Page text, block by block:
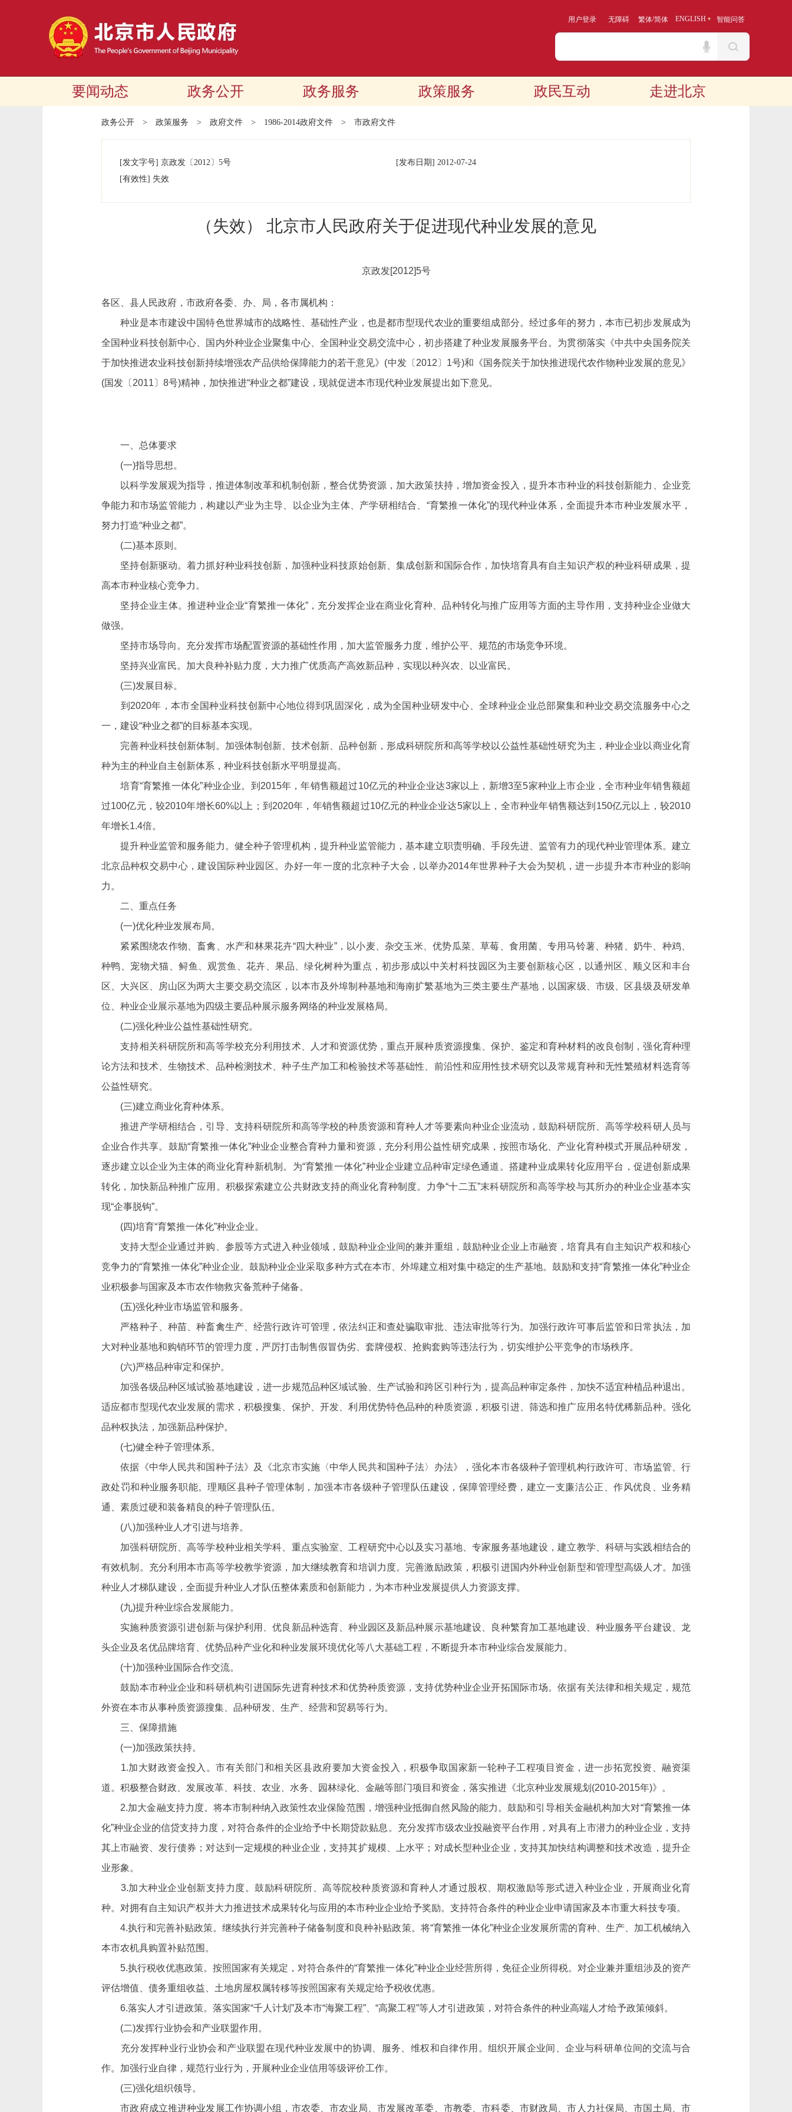
用户登录 无障碍 繁体/简体 ENGLISH 智能问答
要闻动态 政务公开 政务服务 政策服务 政民互动 走进北京
政务公开 > 政策服务 > 政府文件 > 1986-2014政府文件 > 市政府文件
[发文字号] 京政发 〔2012〕 5号 [发布日期] 2012-07-24
[有效性] 失效
（失效） 北京市人民政府关于促进现代种业发展的意见
京政发[2012]5号
各区、县人民政府，市政府各委、办、局，各市属机构：
种业是本市建设中国特色世界城市的战略性、基础性产业，也是都市型现代农业的重要组成部分。经过多年的努力，本市已初步发展成为
全国种业科技创新中心、国内外种业企业聚集中心、全国种业交易交流中心，初步搭建了种业发展服务平台。为贯彻落实《中共中央国务院关
于加快推进农业科技创新持续增强农产品供给保障能力的若干意见》 (中发〔2012〕1号)和《国务院关于加快推进现代农作物种业发展的意见》
(国发〔2011〕8号)精神，加快推进“种业之都”建设，现就促进本市现代种业发展提出如下意见。
一、总体要求
(一)指导思想。
以科学发展观为指导，推进体制改革和机制创新，整合优势资源，加大政策扶持，增加资金投入，提升本市种业的科技创新能力、企业竞
争能力和市场监管能力，构建以产业为主导、以企业为主体、产学研相结合、“育繁推一体化”的现代种业体系，全面提升本市种业发展水平，
努力打造“种业之都”。
(二)基本原则。
坚持创新驱动。着力抓好种业科技创新，加强种业科技原始创新、集成创新和国际合作，加快培育具有自主知识产权的种业科研成果，提
高本市种业核心竞争力。
坚持企业主体。推进种业企业“育繁推一体化”，充分发挥企业在商业化育种、品种转化与推广应用等方面的主导作用，支持种业企业做大
做强。
坚持市场导向。充分发挥市场配置资源的基础性作用，加大监管服务力度，维护公平、规范的市场竞争环境。
坚持兴业富民。加大良种补贴力度，大力推广优质高产高效新品种，实现以种兴农、以业富民。
(三)发展目标。
到 2020年，本市全国种业科技创新中心地位得到巩固深化，成为全国种业研发中心、全球种业企业总部聚集和种业交易交流服务中心之
一，建设“种业之都”的目标基本实现。
完善种业科技创新体制 。加强体制创新、技术创新、品种创新，形成科研院所和高等学校以公益性基础性研究为主，种业企业以商业化育
种为主的种业自主创新体系，种业科技创新水平明显提高。
培育“育繁推一体化”种业企业。到2015年，年销售额超过10亿元的种业企业达3家以上，新增3至5家种业上市企业，全市种业年销售额超
过100亿元，较2010年增长60%以上；到2020年，年销售额超过10亿元的种业企业达5家以上，全市种业年销售额达到150亿元以上，较2010
年增长1.4倍。
提升种业监管和服务能力。健全种子管理机构，提升种业监管能力，基本建立职责明确、手段先进、监管有力的现代种业管理体系。建立
北京品种权交易中心，建设国际种业园区。办好一年一度的北京种子大会，以举办2014年世界种子大会为契机，进一步提升本市种业的影响
力。
二、重点任务
(一)优化种业发展布局。
紧紧围绕农作物、畜禽、水产和林果花卉“四大种业”，以小麦、杂交玉米、优势瓜菜、草莓、食用菌、专用马铃薯、种猪、奶牛、种鸡、
种鸭、宠物犬猫、鲟鱼、观赏鱼、花卉、果品、绿化树种为重点，初步形成以中关村科技园区为主要创新核心区，以通州区、顺义区和丰台
区、大兴区、房山区为两大主要交易交流区，以本市及外埠制种基地和海南扩繁基地为三类主要生产基地，以国家级、市级、区县级及研发单
位、种业企业展示基地为四级主要品种展示服务网络的种业发展格局。
(二)强化种业公益性基础性研究。
支持相关科研院所和高等学校充分利用技术、人才和资源优势，重点开展种质资源搜集、保护、鉴定和育种材料的改良创制，强化育种理
论方法和技术、生物技术、品种检测技术、种子生产加工和检验技术等基础性、前沿性和应用性技术研究以及常规育种和无性繁殖材料选育等
公益性研究。
(三)建立商业化育种体系。
推进产学研相结合，引导、支持科研院所和高等学校的种质资源和育种人才等要素向种业企业流动，鼓励科研院所、高等学校科研人员与
企业合作共享。鼓励“育繁推一体化”种业企业整合育种力量和资源，充分利用公益性研究成果，按照市场化、产业化育种模式开展品种研发，
逐步建立以企业为主体的商业化育种新机制。为“育繁推一体化”种业企业建立品种审定绿色通道。搭建种业成果转化应用平台，促进创新成果
转化，加快新品种推广应用。积极探索建立公共财政支持的商业化育种制度。力争“十二五”末科研院所和高等学校与其所办的种业企业基本实
现“企事脱钩”。
(四)培育“育繁推一体化”种业企业。
支持大型企业通过并购、参股等方式进入种业领域，鼓励种业企业间的兼并重组，鼓励种业企业上市融资，培育具有自主知识产权和核心
竞争力的“育繁推一体化”种业企业。鼓励种业企业采取多种方式在本市、外埠建立相对集中稳定的生产基地。鼓励和支持“育繁推一体化”种业企
业积极参与国家及本市农作物救灾备荒种子储备。
(五)强化种业市场监管和服务。
严格种子、种苗、种畜禽生产、经营行政许可管理，依法纠正和查处骗取审批、违法审批等行为。加强行政许可事后监管和日常执法，加
大对种业基地和购销环节的管理力度，严厉打击制售假冒伪劣、套牌侵权、抢购套购等违法行为，切实维护公平竞争的市场秩序。
(六)严格品种审定和保护。
加强各级品种区域试验基地建设，进一步规范品种区域试验、生产试验和跨区引种行为，提高品种审定条件，加快不适宜种植品种退出。
适应都市型现代农业发展的需求，积极搜集、保护、开发、利用优势特色品种的种质资源，积极引进、筛选和推广应用名特优稀新品种。强化
品种权执法，加强新品种保护。
(七)健全种子管理体系。
依据《中华人民共和国种子法》及《北京市实施〈中华人民共和国种子法〉办法》，强化本市各级种子管理机构行政许可、市场监管、行
政处罚和种业服务职能。理顺区县种子管理体制，加强本市各级种子管理队伍建设，保障管理经费，建立一支廉洁公正、作风优良、业务精
通、素质过硬和装备精良的种子管理队伍。
(八)加强种业人才引进与培养。
加强科研院所、高等学校种业相关学科、重点实验室、工程研究中心以及实习基地、专家服务基地建设，建立教学、科研与实践相结合的
有效机制。充分利用本市高等学校教学资源，加大继续教育和培训力度。完善激励政策，积极引进国内外种业创新型和管理型高级人才。加强
种业人才梯队建设，全面提升种业人才队伍整体素质和创新能力，为本市种业发展提供人力资源支撑。
(九)提升种业综合发展能力。
实施种质资源引进创新与保护利用、优良新品种选育、种业园区及新品种展示基地建设、良种繁育加工基地建设、种业服务平台建设、龙
头企业及名优品牌培育、优势品种产业化和种业发展环境优化等八大基础工程，不断提升本市种业综合发展能力。
(十)加强种业国际合作交流。
鼓励本市种业企业和科研机构引进国际先进育种技术和优势种质资源，支持优势种业企业开拓国际市场。依据有关法律和相关规定，规范
外资在本市从事种质资源搜集、品种研发、生产、经营和贸易等行为。
三、保障措施
(一)加强政策扶持。
1.加大财政资金投入 。市有关部门和相关区县政府要加大资金投入，积极争取国家新一轮种子工程项目资金，进一步拓宽投资、融资渠
道。积极整合财政、发展改革、科技、农业、水务、园林绿化、金融等部门项目和资金，落实推进《北京种业发展规划(2010-2015年)》。
2.加大金融支持力度。将本市制种纳入政策性农业保险范围，增强种业抵御自然风险的能力。鼓励和引导相关金融机构加大对“育繁推一体
化”种业企业的信贷支持力度，对符合条件的企业给予中长期贷款贴息。充分发挥市级农业投融资平台作用，对具有上市潜力的种业企业，支持
其上市融资、发行债券；对达到一定规模的种业企业，支持其扩规模、上水平；对成长型种业企业，支持其加快结构调整和技术改造，提升企
业形象。
3.加大种业企业创新支持力度。鼓励科研院所、高等院校种质资源和育种人才通过股权、期权激励等形式进入种业企业，开展商业化育
种。对拥有自主知识产权并大力推进技术成果转化与应用的本市种业企业给予奖励。支持符合条件的种业企业申请国家及本市重大科技专项。
4.执行和完善补贴政策。继续执行并完善种子储备制度和良种补贴政策。将“育繁推一体化”种业企业发展所需的育种、生产、加工机械纳入
本市农机具购置补贴范围。
5.执行税收优惠政策。按照国家有关规定，对符合条件的“育繁推一体化”种业企业经营所得，免征企业所得税。对企业兼并重组涉及的资产
评估增值、债务重组收益、土地房屋权属转移等按照国家有关规定给予税收优惠。
6.落实人才引进政策。落实国家“千人计划”及本市“海聚工程”、“高聚工程”等人才引进政策，对符合条件的种业高端人才给予政策倾斜。
(二)发挥行业协会和产业联盟作用。
充分发挥种业行业协会和产业联盟在现代种业发展中的协调、服务、维权和自律作用。组织开展企业间、企业与科研单位间的交流与合
作。加强行业自律，规范行业行为，开展种业企业信用等级评价工作。
(三)强化组织领导。
市政府成立推进种业发展工作协调小组，市农委、市农业局、市发展改革委、市教委、市科委、市财政局、市人力社保局、市国土局、市